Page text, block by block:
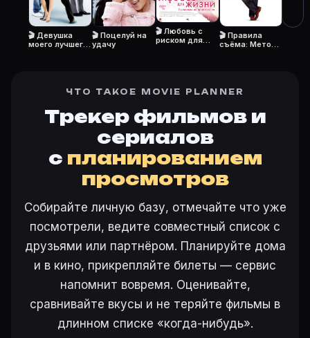
Откройте «Удачи, Чак! (2007)» на Movie Planner,
Интересные факты о фильмах·Как вести watchlist
Другие карточки: Горбатая гора (2005) ·
Войти в кабинет— сохранить «Удачи, Чак!» в свою
🎬 Девушка
моего лучшего
🎬 Поцелуй на
удачу
🎬 Любовь с
риском для
🎬 Правила
съёма: Метод
ЧТО ТАКОЕ MOVIE PLANNER
Трекер фильмов и
сериалов
с планированием
просмотров
Собирайте личную базу, отмечайте что уже
посмотрели, ведите совместный список с
друзьями или партнёром. Планируйте дома
и в кино, прикрепляйте билеты — сервис
напомнит вовремя. Оценивайте,
сравнивайте вкусы и не теряйте фильмы в
длинном списке «когда-нибудь».